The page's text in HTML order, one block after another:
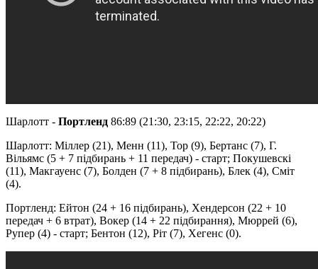
Шарлотт - Портленд 86:89 (21:30, 23:15, 22:22, 20:22)
Шарлотт: Міллер (21), Менн (11), Тор (9), Бертанс (7), Г.
Вільямс (5 + 7 підбирань + 11 передач) - старт; Покушевскі
(11), Макгауенс (7), Болден (7 + 8 підбирань), Блек (4), Сміт
(4).
Портленд: Ейтон (24 + 16 підбирань), Хендерсон (22 + 10
передач + 6 втрат), Вокер (14 + 22 підбирання), Мюррей (6),
Рупер (4) - старт; Бентон (12), Ріт (7), Хегенс (0).